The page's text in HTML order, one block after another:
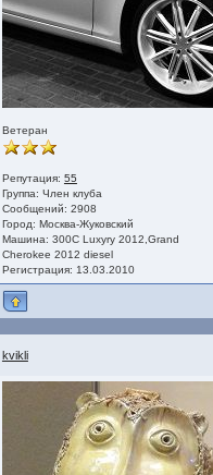
Ветеран
Репутация: 55
Группа: Член клуба
Сообщений: 2908
Город: Москва-Жуковский
Машина: 300C Luxyry 2012,Grand
Cherokee 2012 diesel
Регистрация: 13.03.2010
kvikli